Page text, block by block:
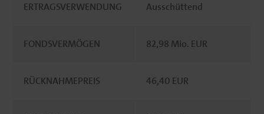
ERTRAGSVERWENDUNG Ausschüttend
FONDSVERMÖGEN 82,98 Mio. EUR
RÜCKNAHMEPREIS 46,40 EUR